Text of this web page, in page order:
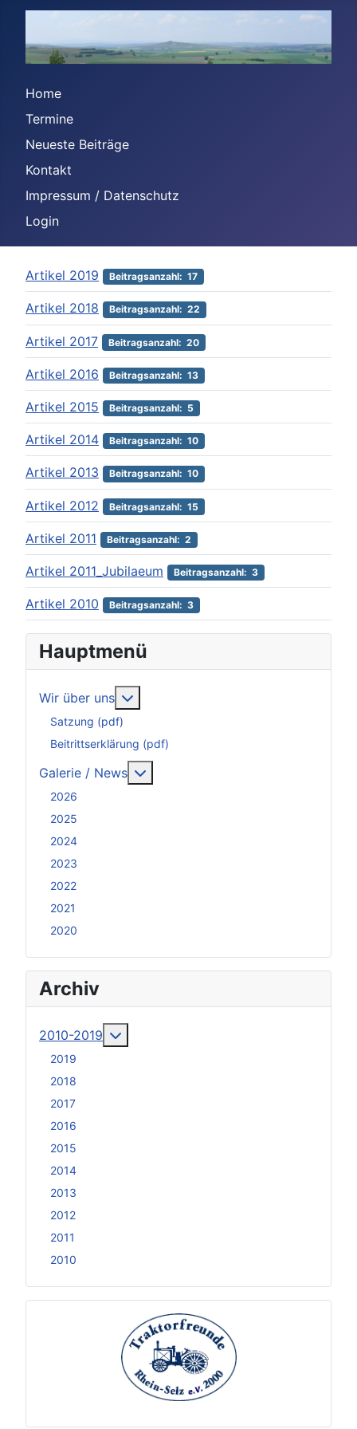
Home
Termine
Neueste Beiträge
Kontakt
Impressum / Datenschutz
Login
Artikel 2019 Beitragsanzahl: 17
Artikel 2018 Beitragsanzahl: 22
Artikel 2017 Beitragsanzahl: 20
Artikel 2016 Beitragsanzahl: 13
Artikel 2015 Beitragsanzahl: 5
Artikel 2014 Beitragsanzahl: 10
Artikel 2013 Beitragsanzahl: 10
Artikel 2012 Beitragsanzahl: 15
Artikel 2011 Beitragsanzahl: 2
Artikel 2011_Jubilaeum Beitragsanzahl: 3
Artikel 2010 Beitragsanzahl: 3
Hauptmenü
Wir über uns
Satzung (pdf)
Beitrittserklärung (pdf)
Galerie / News
2026
2025
2024
2023
2022
2021
2020
Archiv
2010-2019
2019
2018
2017
2016
2015
2014
2013
2012
2011
2010